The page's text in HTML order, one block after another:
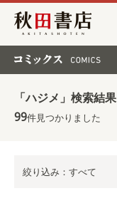
秋田書店
「ハジメ」検索結果
99件見つかりました
絞り込み：すべて